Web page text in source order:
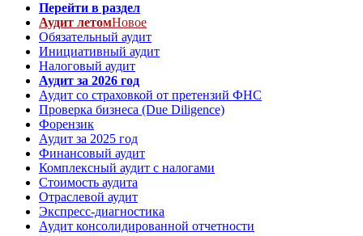
Перейти в раздел
Аудит летомНовое
Обязательный аудит
Инициативный аудит
Налоговый аудит
Аудит за 2026 год
Аудит со страховкой от претензий ФНС
Проверка бизнеса (Due Diligence)
Форензик
Аудит за 2025 год
Финансовый аудит
Комплексный аудит с налогами
Стоимость аудита
Отраслевой аудит
Экспресс-диагностика
Аудит консолидированной отчетности